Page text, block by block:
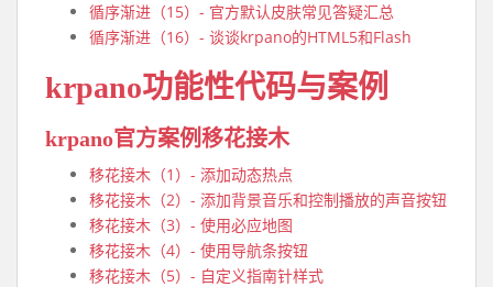
循序渐进（15）- 官方默认皮肤常见答疑汇总
循序渐进（16）- 谈谈krpano的HTML5和Flash
krpano功能性代码与案例
krpano官方案例移花接木
移花接木（1）- 添加动态热点
移花接木（2）- 添加背景音乐和控制播放的声音按钮
移花接木（3）- 使用必应地图
移花接木（4）- 使用导航条按钮
移花接木（5）- 自定义指南针样式